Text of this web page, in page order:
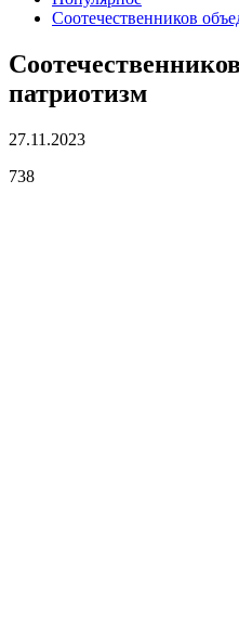
Соотечественников
патриотизм
27.11.2023
738